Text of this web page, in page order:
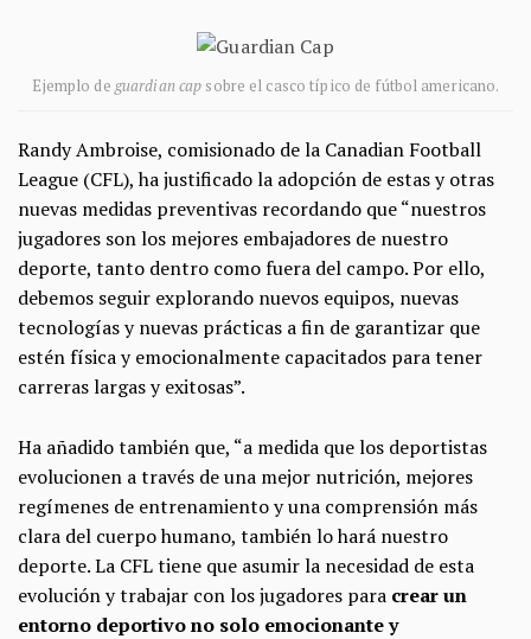
Ejemplo de guardian cap sobre el casco típico de fútbol americano.
Randy Ambroise, comisionado de la Canadian Football
League (CFL), ha justificado la adopción de estas y otras
nuevas medidas preventivas recordando que “nuestros
jugadores son los mejores embajadores de nuestro
deporte, tanto dentro como fuera del campo. Por ello,
debemos seguir explorando nuevos equipos, nuevas
tecnologías y nuevas prácticas a fin de garantizar que
estén física y emocionalmente capacitados para tener
carreras largas y exitosas”.
Ha añadido también que, “a medida que los deportistas
evolucionen a través de una mejor nutrición, mejores
regímenes de entrenamiento y una comprensión más
clara del cuerpo humano, también lo hará nuestro
deporte. La CFL tiene que asumir la necesidad de esta
evolución y trabajar con los jugadores para crear un
entorno deportivo no solo emocionante y